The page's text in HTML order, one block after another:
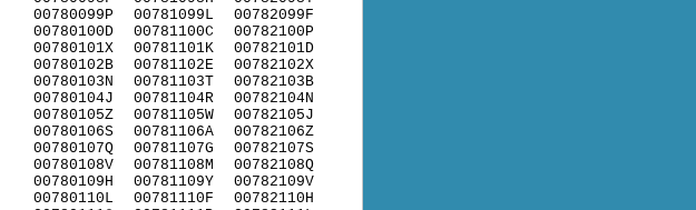
00780099P
00780100D
00780101X
00780102B
00780103N
00780104J
00780105Z
00780106S
00780107Q
00780108V
00780109H
00780110L
00781099L
00781100C
00781101K
00781102E
00781103T
00781104R
00781105W
00781106A
00781107G
00781108M
00781109Y
00781110F
00782099F
00782100P
00782101D
00782102X
00782103B
00782104N
00782105J
00782106Z
00782107S
00782108Q
00782109V
00782110H